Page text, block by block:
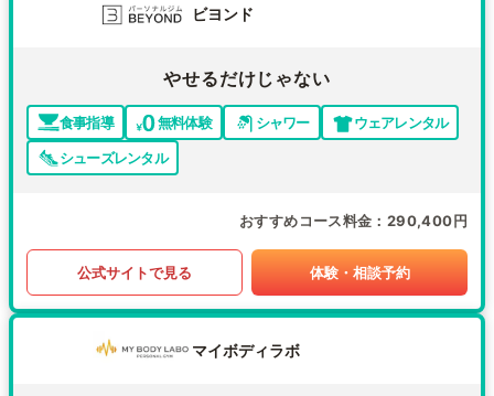
ビヨンド
やせるだけじゃない
食事指導 無料体験 シャワー
ウェアレンタル
シューズレンタル
おすすめコース料金 290,400円
公式サイトで見る 体験・相談予約
マイボディラボ